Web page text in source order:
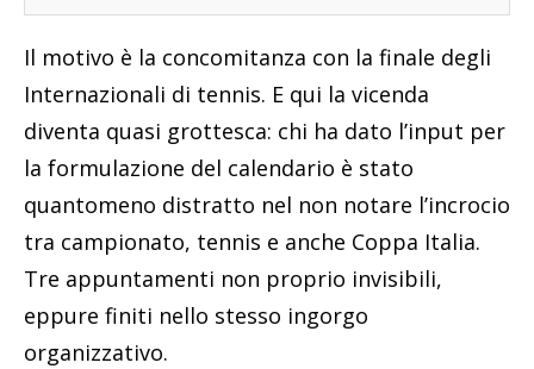
Il motivo è la concomitanza con la finale degli
Internazionali di tennis. E qui la vicenda
diventa quasi grottesca: chi ha dato l’input per
la formulazione del calendario è stato
quantomeno distratto nel non notare l’incrocio
tra campionato, tennis e anche Coppa Italia.
Tre appuntamenti non proprio invisibili,
eppure finiti nello stesso ingorgo
organizzativo.